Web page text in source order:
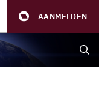
AANMELDEN